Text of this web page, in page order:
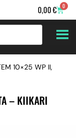
0,00€ 0
10×25 WP II,
– KIIKARI